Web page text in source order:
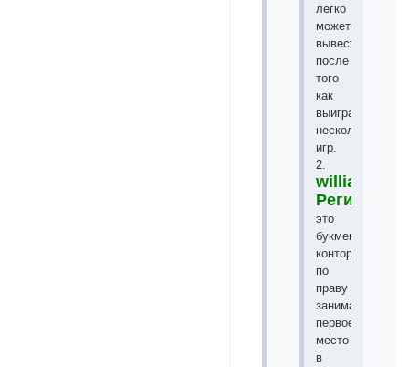
легко
можете
вывести
после
того
как
выиграете
несколько
игр.
2.
это
букмекерская
контора
по
праву
занимает
первое
место
в